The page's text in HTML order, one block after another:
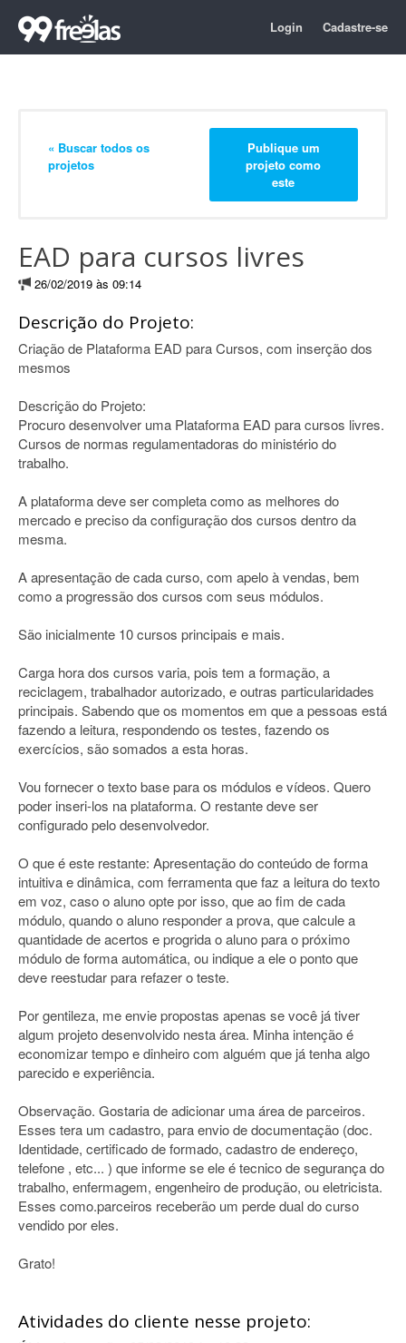
Login Cadastre-se
« Buscar todos os
projetos
Publique um
projeto como
este
EAD para cursos livres
26/02/2019 às 09:14
Descrição do Projeto:
Criação de Plataforma EAD para Cursos, com inserção dos
mesmos
Descrição do Projeto:
Procuro desenvolver uma Plataforma EAD para cursos livres.
Cursos de normas regulamentadoras do ministério do
trabalho.
A plataforma deve ser completa como as melhores do
mercado e preciso da configuração dos cursos dentro da
mesma.
A apresentação de cada curso, com apelo à vendas, bem
como a progressão dos cursos com seus módulos.
São inicialmente 10 cursos principais e mais.
Carga hora dos cursos varia, pois tem a formação, a
reciclagem, trabalhador autorizado, e outras particularidades
principais. Sabendo que os momentos em que a pessoas está
fazendo a leitura, respondendo os testes, fazendo os
exercícios, são somados a esta horas.
Vou fornecer o texto base para os módulos e vídeos. Quero
poder inseri-los na plataforma. O restante deve ser
configurado pelo desenvolvedor.
O que é este restante: Apresentação do conteúdo de forma
intuitiva e dinâmica, com ferramenta que faz a leitura do texto
em voz, caso o aluno opte por isso, que ao fim de cada
módulo, quando o aluno responder a prova, que calcule a
quantidade de acertos e progrida o aluno para o próximo
módulo de forma automática, ou indique a ele o ponto que
deve reestudar para refazer o teste.
Por gentileza, me envie propostas apenas se você já tiver
algum projeto desenvolvido nesta área. Minha intenção é
economizar tempo e dinheiro com alguém que já tenha algo
parecido e experiência.
Observação. Gostaria de adicionar uma área de parceiros.
Esses tera um cadastro, para envio de documentação (doc.
Identidade, certificado de formado, cadastro de endereço,
telefone , etc... ) que informe se ele é tecnico de segurança do
trabalho, enfermagem, engenheiro de produção, ou eletricista.
Esses como.parceiros receberão um perde dual do curso
vendido por eles.
Grato!
Atividades do cliente nesse projeto: